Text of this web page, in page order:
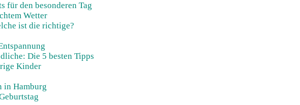
für den besonderen Tag
Wetter
ist die richtige?
Die 5 besten Tipps
Kinder
in Hamburg